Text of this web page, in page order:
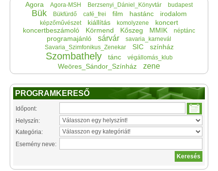
Agora Agora-MSH Berzsenyi_Dániel_Könyvtár budapest
Bük Bükfürdő café_frei film hastánc irodalom
képzőművészet kiállítás komolyzene
koncert
koncertbeszámoló
Körmend Kőszeg MMIK néptánc
programajánló sárvár
savaria_karnevál
Savaria_Szimfonikus_Zenekar
SIC színház
Szombathely tánc végállomás_klub
Weöres_Sándor_Színház zene
PROGRAMKERESŐ
Időpont:
Helyszín:
Kategória:
Esemény neve: